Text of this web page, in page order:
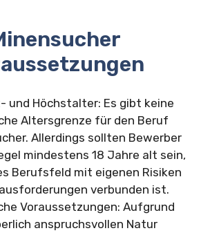
und Höchstalter: Es gibt keine
Altersgrenze für den Beruf
Allerdings sollten Bewerber
mindestens 18 Jahre alt sein,
Berufsfeld mit eigenen Risiken
verbunden ist.
Voraussetzungen: Aufgrund
anspruchsvollen Natur